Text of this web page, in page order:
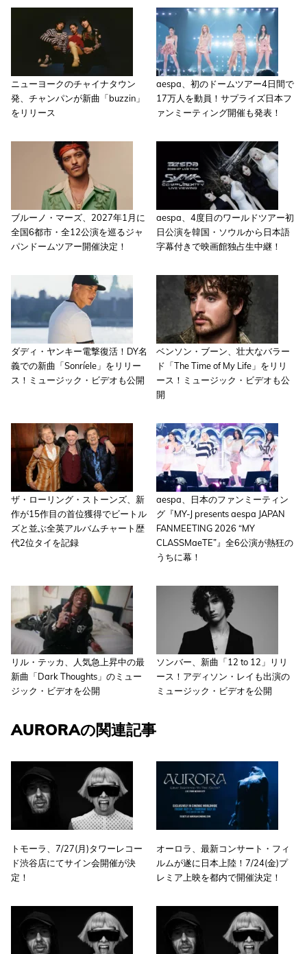
ニューヨークのチャイナタウン
発、チャンパンが新曲「buzzin」
をリリース
aespa、初のドームツアー4日間で
17万人を動員！サプライズ日本フ
ァンミーティング開催も発表！
ブルーノ・マーズ、2027年1月に
全国6都市・全12公演を巡るジャ
パンドームツアー開催決定！
aespa、4度目のワールドツアー初
日公演を韓国・ソウルから日本語
字幕付きで映画館独占生中継！
ダディ・ヤンキー電撃復活！DY名
義での新曲「Sonríele」をリリー
ス！ミュージック・ビデオも公開
ベンソン・ブーン、壮大なバラー
ド「The Time of My Life」をリリ
ース！ミュージック・ビデオも公
開
ザ・ローリング・ストーンズ、新
作が15作目の首位獲得でビートル
ズと並ぶ全英アルバムチャート歴
代2位タイを記録
aespa、日本のファンミーティン
グ『MY-J presents aespa JAPAN
FANMEETING 2026 “MY
CLASSMaeTE”』全6公演が熱狂の
うちに幕！
リル・テッカ、人気急上昇中の最
新曲「Dark Thoughts」のミュー
ジック・ビデオを公開
ソンバー、新曲「12 to 12」リリ
ース！アディソン・レイも出演の
ミュージック・ビデオを公開
AURORAの関連記事
トモーラ、7/27(月)タワーレコー
ド渋谷店にてサイン会開催が決
定！
オーロラ、最新コンサート・フィ
ルムが遂に日本上陸！7/24(金)プ
レミア上映を都内で開催決定！